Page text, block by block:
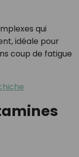
qui
idéale pour
coup de fatigue